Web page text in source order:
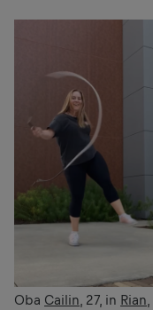
Oba Cailin , 27, in Rian